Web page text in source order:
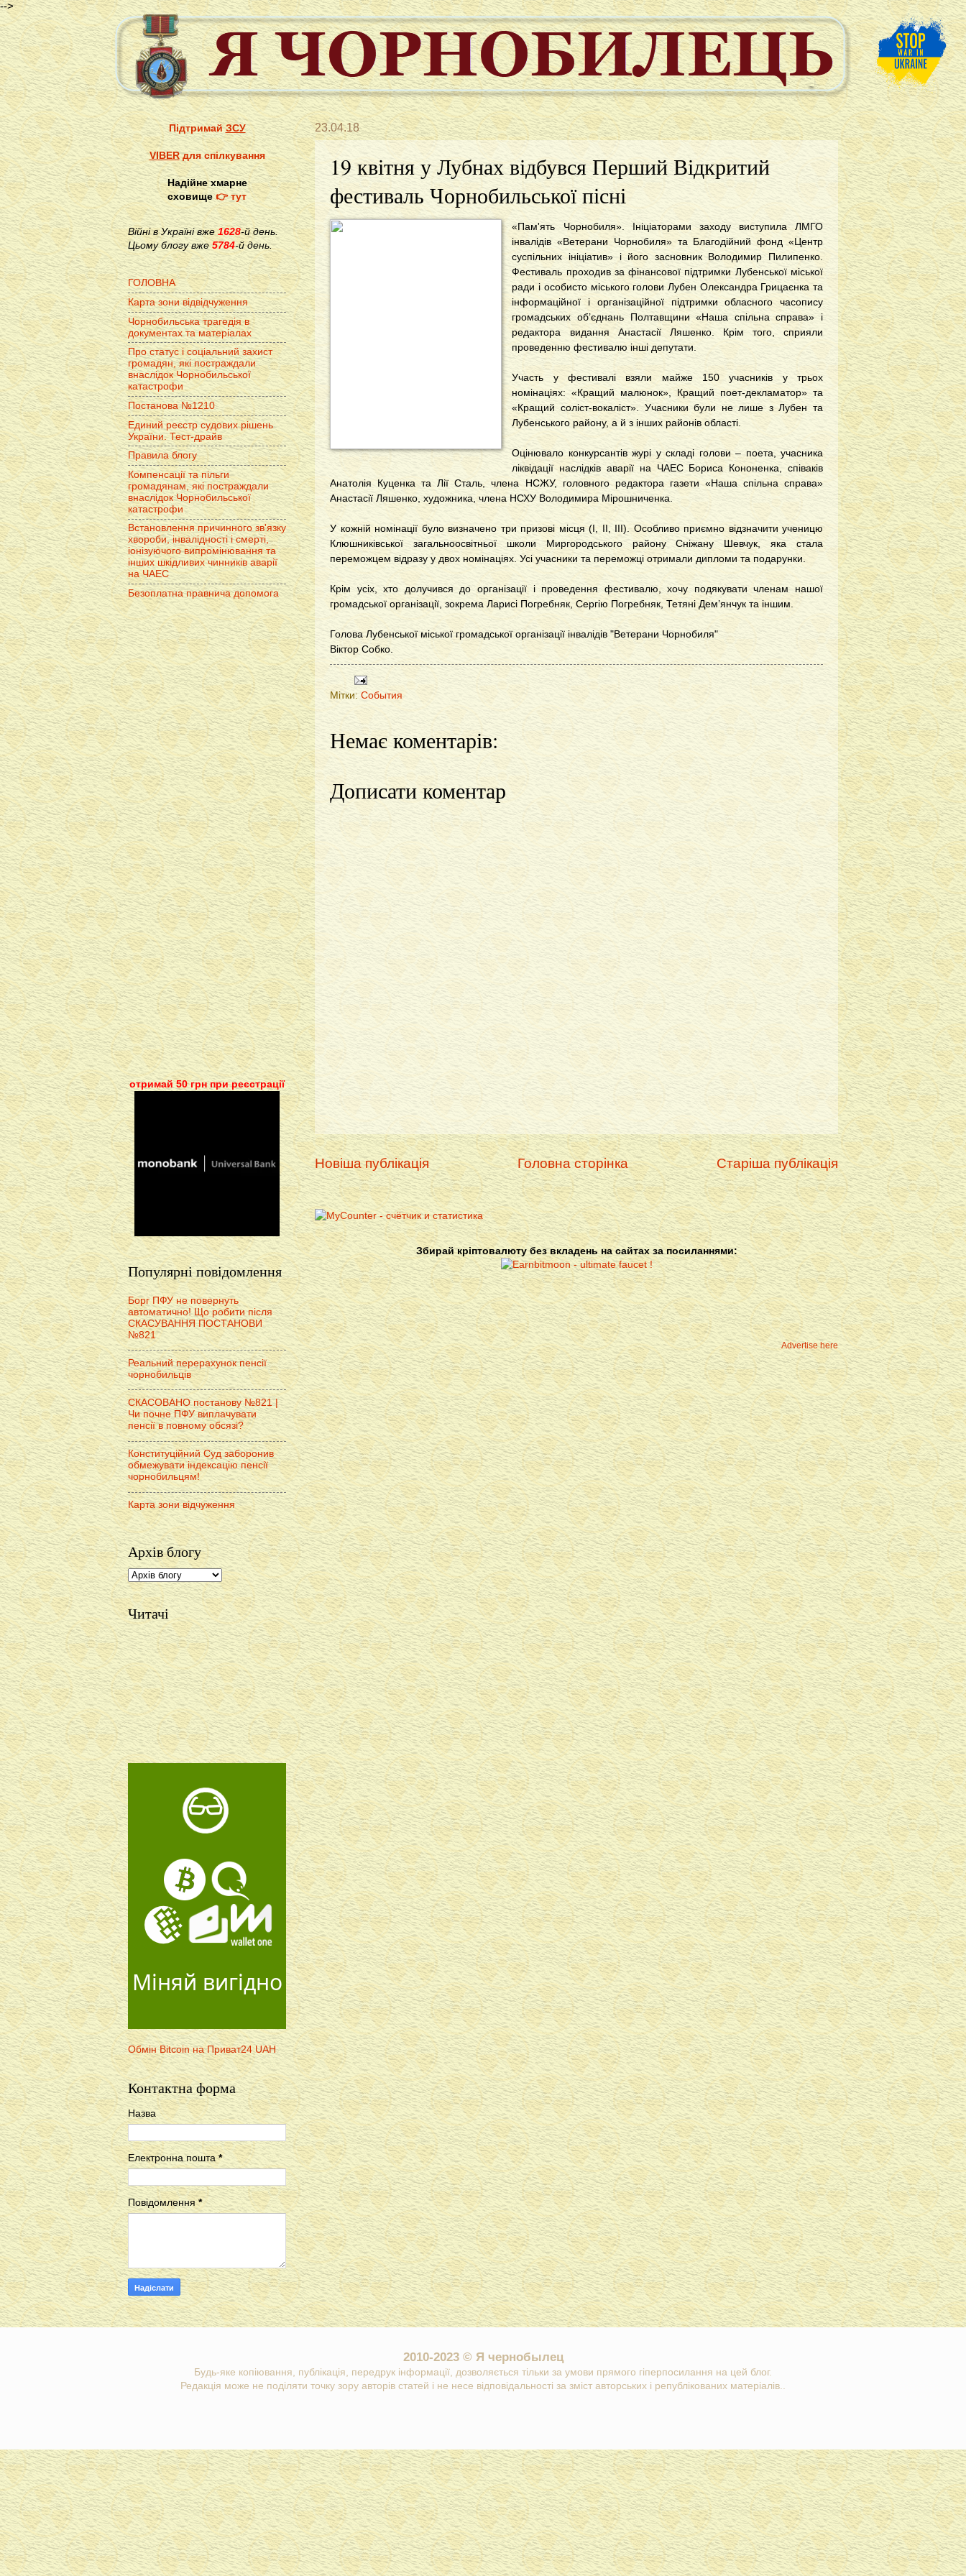
-->
23.04.18
19 квітня у Лубнах відбувся Перший Відкритий
фестиваль Чорнобильської пісні
«Пам'ять Чорнобиля». Ініціаторами заходу виступила ЛМГО
інвалідів «Ветерани Чорнобиля» та Благодійний фонд «Центр
суспільних ініціатив» і його засновник Володимир Пилипенко.
Фестиваль проходив за фінансової підтримки Лубенської міської
ради і особисто міського голови Лубен Олександра Грицаєнка та
інформаційної і організаційної підтримки обласного часопису
громадських об’єднань Полтавщини «Наша спільна справа» і
редактора видання Анастасії Ляшенко. Крім того, сприяли
проведенню фестивалю інші депутати.
Участь у фестивалі взяли майже 150 учасників у трьох
номінаціях: «Кращий малюнок», Кращий поет-декламатор» та
«Кращий соліст-вокаліст». Учасники були не лише з Лубен та
Лубенського району, а й з інших районів області.
Оцінювало конкурсантів журі у складі голови – поета, учасника
ліквідації наслідків аварії на ЧАЕС Бориса Кононенка, співаків
Анатолія Куценка та Лії Сталь, члена НСЖУ, головного редактора газети «Наша спільна справа»
Анастасії Ляшенко, художника, члена НСХУ Володимира Мірошниченка.
У кожній номінації було визначено три призові місця (І, ІІ, ІІІ). Особливо приємно відзначити ученицю
Клюшниківської загальноосвітньої школи Миргородського району Сніжану Шевчук, яка стала
переможцем відразу у двох номінаціях. Усі учасники та переможці отримали дипломи та подарунки.
Крім усіх, хто долучився до організації і проведення фестивалю, хочу подякувати членам нашої
громадської організації, зокрема Ларисі Погребняк, Сергію Погребняк, Тетяні Дем’янчук та іншим.
Голова Лубенської міської громадської організації інвалідів "Ветерани Чорнобиля"
Віктор Собко.
Мітки: События
Немає коментарів:
Дописати коментар
Новіша публікація Старіша публікація
Головна сторінка
Збирай кріптовалюту без вкладень на сайтах за посиланнями:
Advertise here
ПідтримайЗСУ
VIBERдля спілкування
Надійне хмарне
сховище👉 тут
Війні в Україні вже1628-й день.
Цьому блогу вже 5784-й день.
ГОЛОВНА
Карта зони відвідчуження
Чорнобильська трагедія в
документах та матеріалах
Про статус і соціальний захист
громадян, які постраждали
внаслідок Чорнобильської
катастрофи
Постанова №1210
Единий реєстр судових рішень
України. Тест-драйв
Правила блогу
Компенсації та пільги
громадянам, які постраждали
внаслідок Чорнобильської
катастрофи
Встановлення причинного зв'язку
хвороби, інвалідності і смерті,
іонізуючого випромінювання та
інших шкідливих чинників аварії
на ЧАЕС
Безоплатна правнича допомога
отримай 50 грн при реєстрації
Популярні повідомлення
Борг ПФУ не повернуть
автоматично! Що робити після
СКАСУВАННЯ ПОСТАНОВИ
№821
Реальний перерахунок пенсії
чорнобильців
СКАСОВАНО постанову №821 |
Чи почне ПФУ виплачувати
пенсії в повному обсязі?
Конституційний Суд заборонив
обмежувати індексацію пенсії
чорнобильцям!
Карта зони відчуження
Архів блогу
Читачі
Міняй вигідно
Обмін Bitcoin на Приват24 UAH
Контактна форма
Назва
Електронна пошта*
Повідомлення *
2010-2023 © Я чернобылец
Будь-яке копіювання, публікація, передрук інформації, дозволяється тільки за умови прямого гіперпосилання на цей блог.
Редакція може не поділяти точку зору авторів статей і не несе відповідальності за зміст авторських і републікованих матеріалів..